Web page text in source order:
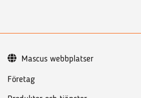
Företag
Mascus webbplatser